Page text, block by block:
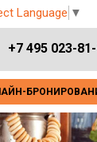
Language ▼
+7 495 023-